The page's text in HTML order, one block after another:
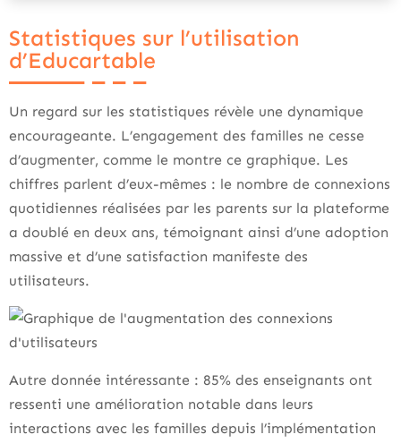
Statistiques sur l’utilisation
d’Educartable
Un regard sur les statistiques révèle une dynamique
encourageante. L’engagement des familles ne cesse
d’augmenter, comme le montre ce graphique. Les
chiffres parlent d’eux-mêmes : le nombre de connexions
quotidiennes réalisées par les parents sur la plateforme
a doublé en deux ans, témoignant ainsi d’une adoption
massive et d’une satisfaction manifeste des
utilisateurs.
Autre donnée intéressante : 85% des enseignants ont
ressenti une amélioration notable dans leurs
interactions avec les familles depuis l’implémentation